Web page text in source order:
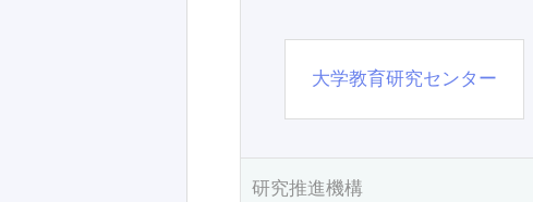
大学教育研究センター
研究推進機構